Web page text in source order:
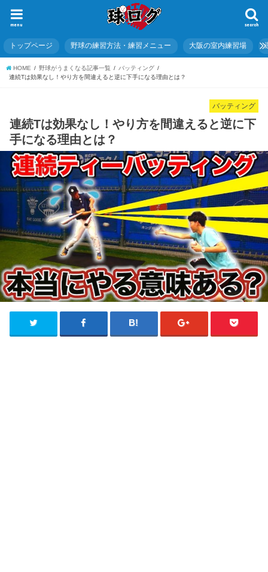
search
menu
トップページ 野球の練習方法・練習メニュー 大阪の室内練習場
HOME 野球がうまくなる記事一覧
バッティング
連続Tは効果なし！やり方を間違えると逆に下手になる理由とは？
バッティング
連続Tは効果なし！やり方を間違えると逆に下
手になる理由とは？